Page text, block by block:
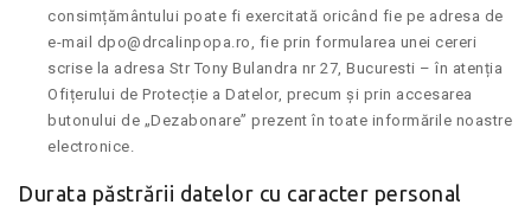
consimțământului poate fi exercitată oricând fie pe adresa de
e-mail dpo@drcalinpopa.ro, fie prin formularea unei cereri
scrise la adresa Str Tony Bulandra nr 27, Bucuresti – în atenția
Ofițerului de Protecție a Datelor, precum și prin accesarea
butonului de „Dezabonare” prezent în toate informările noastre
electronice.
Durata păstrării datelor cu caracter personal